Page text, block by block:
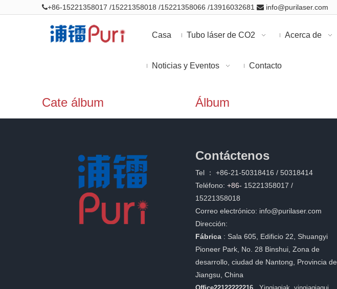
+86-15221358017 /15221358018 /15221358066 /13916032681  info@purilaser.com
Casa Tubo láser de CO2 Acerca de
Noticias y Eventos Contacto
Cate álbum Álbum
Contáctenos
Tel ： +86-21-50318416 / 50318414
Teléfono: +86- 15221358017 /
15221358018
Correo electrónico: info@purilaser.com
Dirección:
Fábrica : Sala 605, Edificio 22, Shuangyi
Pioneer Park, No. 28 Binshui, Zona de
desarrollo, ciudad de Nantong, Provincia de
Jiangsu, China